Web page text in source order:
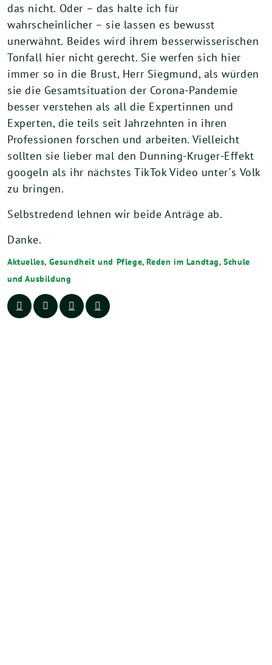
das nicht. Oder – das halte ich für
wahrscheinlicher – sie lassen es bewusst
unerwähnt. Beides wird ihrem besserwisserischen
Tonfall hier nicht gerecht. Sie werfen sich hier
immer so in die Brust, Herr Siegmund, als würden
sie die Gesamtsituation der Corona-Pandemie
besser verstehen als all die Expertinnen und
Experten, die teils seit Jahrzehnten in ihren
Professionen forschen und arbeiten. Vielleicht
sollten sie lieber mal den Dunning-Kruger-Effekt
googeln als ihr nächstes TikTok Video unter´s Volk
zu bringen.
Selbstredend lehnen wir beide Anträge ab.
Danke.
Aktuelles, Gesundheit und Pflege,Reden im Landtag,Schule
und Ausbildung